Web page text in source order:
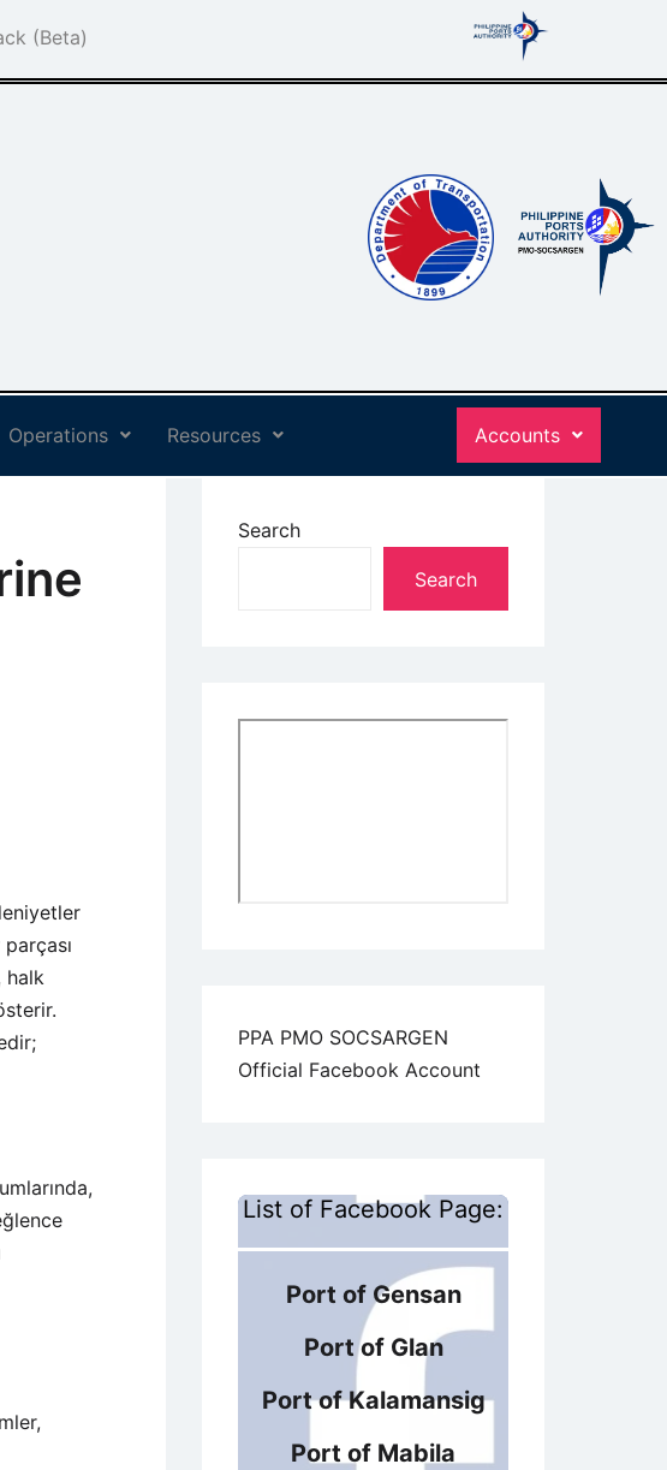
(Beta)
Operations Resources Accounts
halk
Search
Search
PPA PMO SOCSARGEN
Official Facebook Account
List of Facebook Page:
Port of Gensan
Port of Glan
Port of Kalamansig
Port of Mabila